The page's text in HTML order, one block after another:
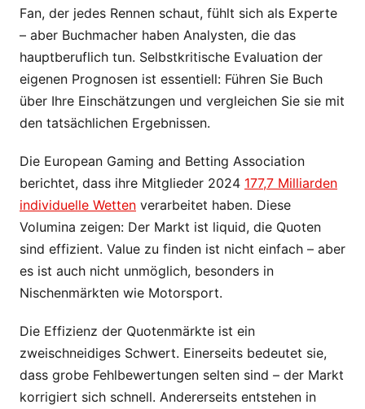
Fan, der jedes Rennen schaut, fühlt sich als Experte
– aber Buchmacher haben Analysten, die das
hauptberuflich tun. Selbstkritische Evaluation der
eigenen Prognosen ist essentiell: Führen Sie Buch
über Ihre Einschätzungen und vergleichen Sie sie mit
den tatsächlichen Ergebnissen.
Die European Gaming and Betting Association
berichtet, dass ihre Mitglieder 2024 177,7 Milliarden
individuelle Wetten verarbeitet haben. Diese
Volumina zeigen: Der Markt ist liquid, die Quoten
sind effizient. Value zu finden ist nicht einfach – aber
es ist auch nicht unmöglich, besonders in
Nischenmärkten wie Motorsport.
Die Effizienz der Quotenmärkte ist ein
zweischneidiges Schwert. Einerseits bedeutet sie,
dass grobe Fehlbewertungen selten sind – der Markt
korrigiert sich schnell. Andererseits entstehen in